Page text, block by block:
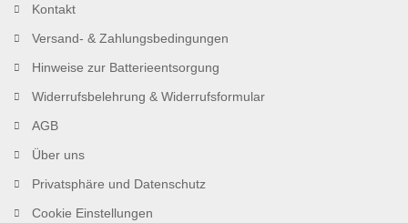
Kontakt
Versand- & Zahlungsbedingungen
Hinweise zur Batterieentsorgung
Widerrufsbelehrung & Widerrufsformular
AGB
Über uns
Privatsphäre und Datenschutz
Cookie Einstellungen